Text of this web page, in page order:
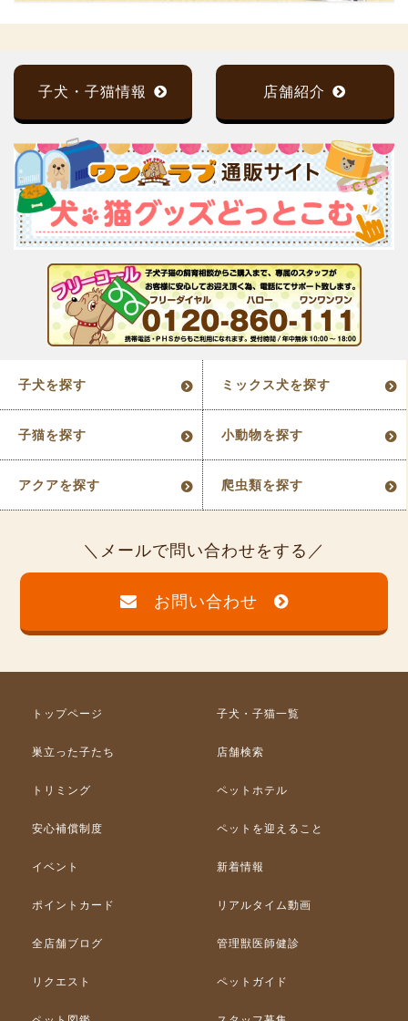
子犬・子猫情報 店舗紹介
子犬を探す ミックス犬を探す
子猫を探す 小動物を探す
アクアを探す 爬虫類を探す
メールで問い合わせをする
お問い合わせ
トップページ 子犬・子猫一覧
巣立った子たち 店舗検索
トリミング ペットホテル
安心補償制度 ペットを迎えること
イベント 新着情報
ポイントカード リアルタイム動画
全店舗ブログ 管理獣医師健診
リクエスト ペットガイド